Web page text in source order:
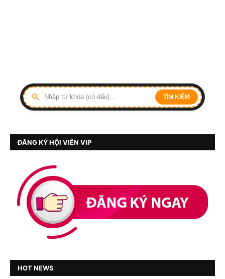
TÌM KIẾM
ĐĂNG KÝ HỘI VIÊN VIP
HOT NEWS